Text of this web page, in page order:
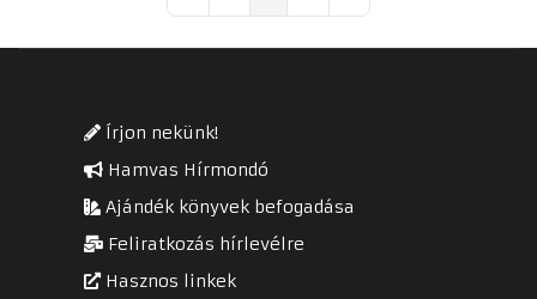
First PagePrevious Page
Next PageLast Page
Írjon nekünk!
Hamvas Hírmondó
Ajándék könyvek befogadása
Feliratkozás hírlevélre
Hasznos linkek